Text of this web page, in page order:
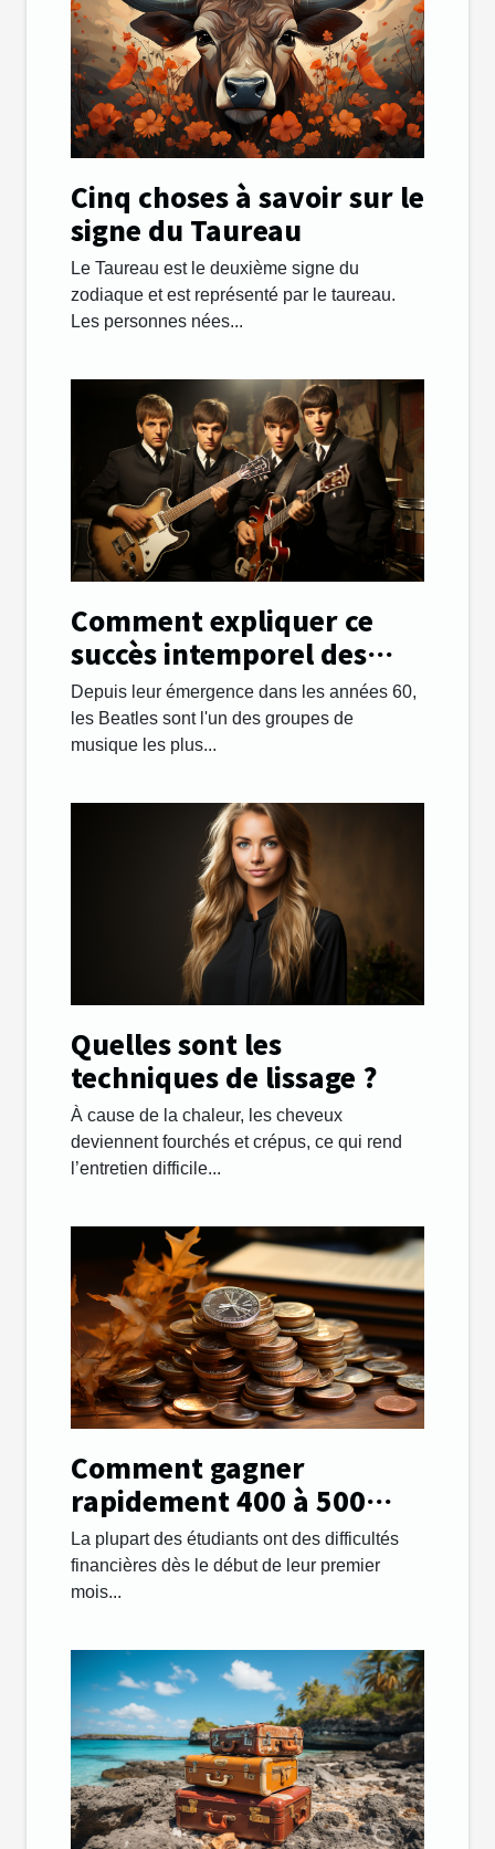
Cinq choses à savoir sur le
signe du Taureau
Le Taureau est le deuxième signe du
zodiaque et est représenté par le taureau.
Les personnes nées...
Comment expliquer ce
succès intemporel des
Beatles ?
Depuis leur émergence dans les années 60,
les Beatles sont l'un des groupes de
musique les plus...
Quelles sont les
techniques de lissage ?
À cause de la chaleur, les cheveux
deviennent fourchés et crépus, ce qui rend
l’entretien difficile...
Comment gagner
rapidement 400 à 500
euros par mois afin de
payer ses études ?
La plupart des étudiants ont des difficultés
financières dès le début de leur premier
mois...